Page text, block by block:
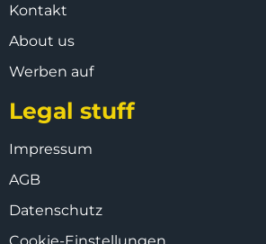
Kontakt
About us
Werben auf
Legal stuff
Impressum
AGB
Datenschutz